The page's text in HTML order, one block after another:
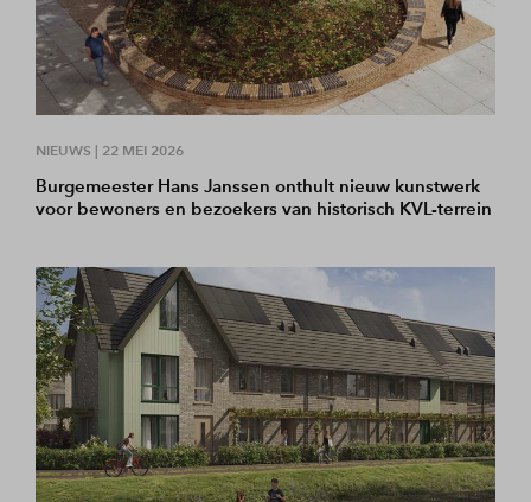
NIEUWS | 22 MEI 2026
Burgemeester Hans Janssen onthult nieuw kunstwerk
voor bewoners en bezoekers van historisch KVL-terrein